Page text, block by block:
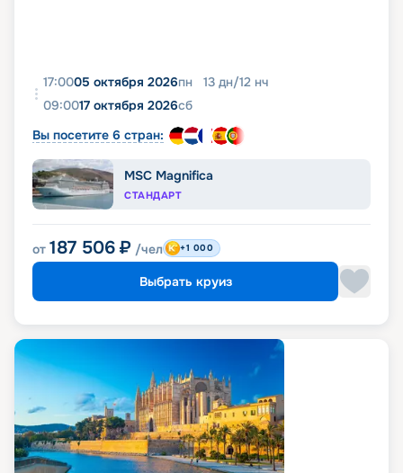
17:0005 октября 2026пн 13 дн/12 нч
09:0017 октября 2026сб
Вы посетите 6 стран:
MSC Magnifica
СТАНДАРТ
от 187 506 ₽ /чел +1 000
Выбрать круиз